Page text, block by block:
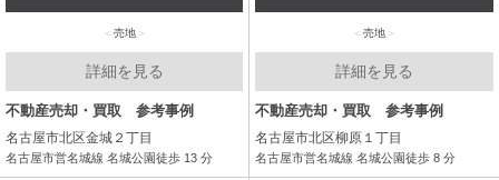
売地
詳細を見る
不動産売却・買取 参考事例
名古屋市北区金城２丁目
名古屋市営名城線 名城公園徒歩 13 分
売地
詳細を見る
不動産売却・買取 参考事例
名古屋市北区柳原１丁目
名古屋市営名城線 名城公園徒歩 8 分